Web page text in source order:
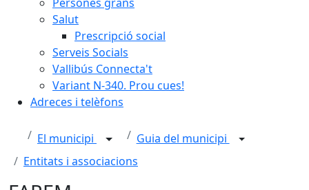
Salut
Prescripció social
Serveis Socials
Vallibús Connecta't
Variant N-340. Prou cues!
Adreces i telèfons
El municipi
Guia del municipi
Entitats i associacions